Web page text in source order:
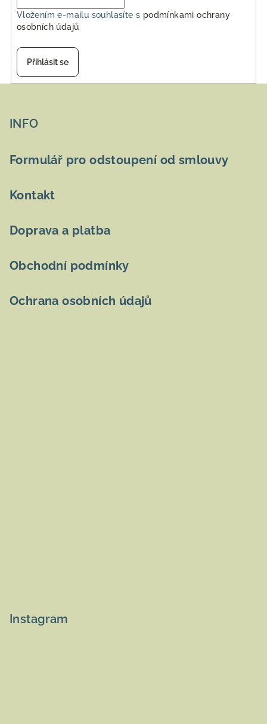
Vložením e-mailu souhlasíte s podmínkami ochrany
osobních údajů
Přihlásit se
INFO
Formulář pro odstoupení od smlouvy
Kontakt
Doprava a platba
Obchodní podmínky
Ochrana osobních údajů
Instagram